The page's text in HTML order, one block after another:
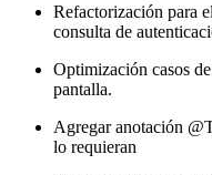
Refactorización para
consulta de
Optimización casos
pantalla.
Agregar anotación
lo requieran